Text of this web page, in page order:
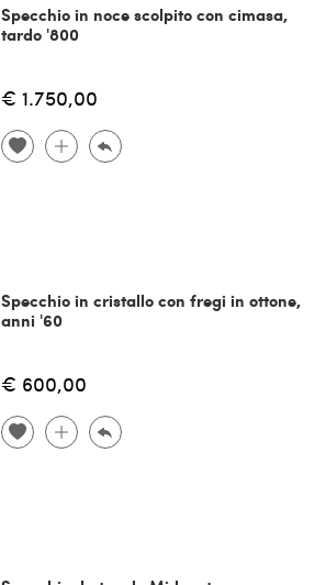
Specchio in noce scolpito con cimasa,
tardo '800
€ 1.750,00
Specchio in cristallo con fregi in ottone,
anni '60
€ 600,00